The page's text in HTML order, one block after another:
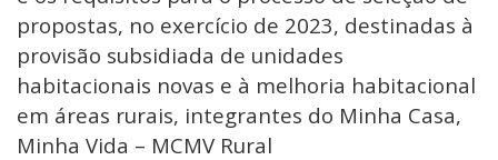
propostas, no exercício de 2023, destinadas à
provisão subsidiada de unidades
habitacionais novas e à melhoria habitacional
em áreas rurais, integrantes do Minha Casa,
Minha Vida – MCMV Rural